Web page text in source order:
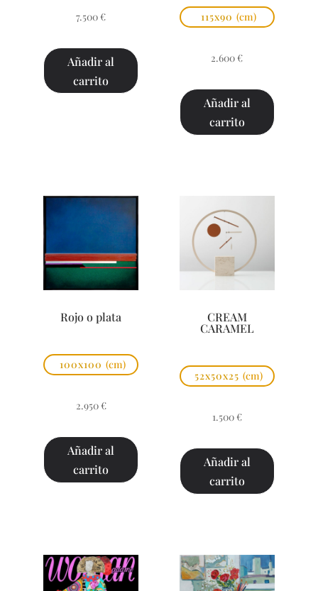
7.500 €
Añadir al
carrito
115x90 (cm)
2.600 €
Añadir al
carrito
Rojo o plata
100x100 (cm)
2.950 €
Añadir al
carrito
CREAM
CARAMEL
52x50x25 (cm)
1.500 €
Añadir al
carrito